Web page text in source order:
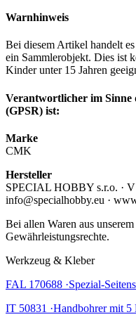
Warnhinweis
Bei diesem Artikel handelt
ein Sammlerobjekt. Dies ist
Kinder unter 15 Jahren
Verantwortlicher im Sinne
(GPSR) ist:
Marke
CMK
Hersteller
SPECIAL HOBBY s.r.o. · V
info@specialhobby.eu ·
Bei allen Waren aus
Gewährleistungsrechte.
Werkzeug & Kleber
FAL 170688 ·Spezial-
IT 50831 ·Handbohrer mit